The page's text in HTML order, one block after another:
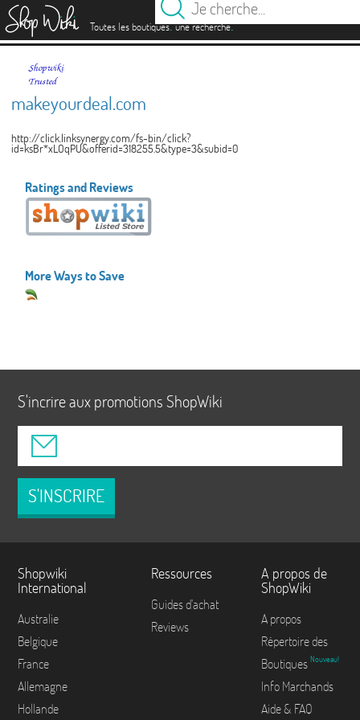
Toutes les boutiques.une recherche.
makeyourdeal.com
http://click.linksynergy.com/fs-bin/click?
id=ksBr*xLOqPU&offerid=318255.5&type=3&subid=0
Ratings and Reviews
More Ways to Save
S'incrire aux promotions ShopWiki
S'INSCRIRE
Shopwiki
International
Australie
Belgique
France
Allemagne
Hollande
Ressources
Guides d'achat
Reviews
A propos de
ShopWiki
A propos
Répertoire des
Boutiques Nouveau!
Info Marchands
Aide & FAQ